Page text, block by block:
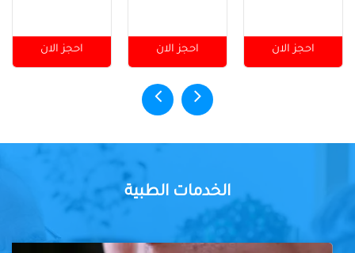
احجز الان احجز الان احجز الان
الخدمات الطبية